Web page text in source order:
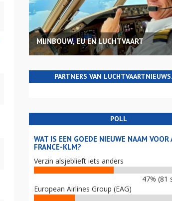
MIJNBOUW, EU EN LUCHTVAART
PARTNERS VAN
POLL
WAT IS EEN GOEDE NIEUWE NAAM VOOR
FRANCE-KLM?
Verzin alsjeblieft iets anders
47% (81
European Airlines Group (EAG)